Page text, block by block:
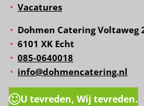
Vacatures
Dohmen Catering Voltaweg
6101 XK Echt
085-0640018
info@dohmencatering.nl
U tevreden, Wij tevreden.